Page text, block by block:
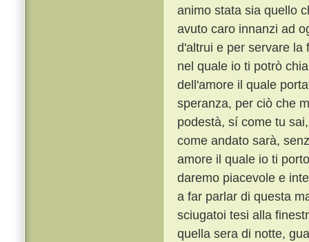
animo stata sia quello
avuto caro innanzi ad
d'altrui e per servare
nel quale io ti potrò
dell'amore il quale
speranza, per ciò che
podestà, sí come tu
come andato sarà,
amore il quale io ti
daremo piacevole e
a far parlar di questa
sciugatoi tesi alla
quella sera di notte,